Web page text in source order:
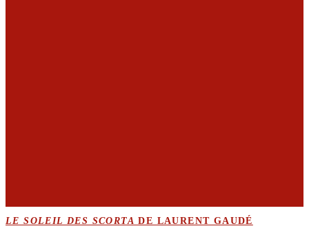
LE SOLEIL DES SCORTA DE LAURENT GAUDÉ